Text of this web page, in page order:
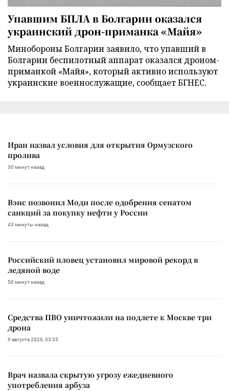
Упавшим БПЛА в Болгарии оказался
украинский дрон-приманка «Майя»
Минобороны Болгарии заявило, что упавший в
Болгарии беспилотный аппарат оказался дроном-
приманкой «Майя», который активно используют
украинские военнослужащие, сообщает БГНЕС.
Иран назвал условия для открытия Ормузского
пролива
30 минут назад
Вэнс позвонил Моди после одобрения сенатом
санкций за покупку нефти у России
43 минуты назад
Российский пловец установил мировой рекорд в
ледяной воде
56 минут назад
Средства ПВО уничтожили на подлете к Москве три
дрона
9 августа 2026, 03:35
Врач назвала скрытую угрозу ежедневного
употребления арбуза